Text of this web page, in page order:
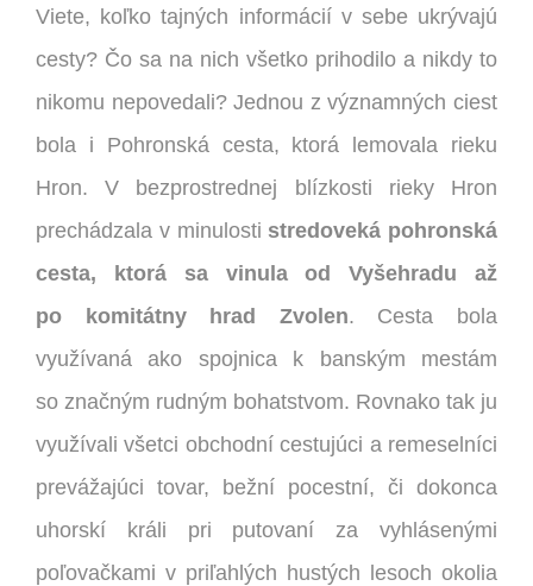
Viete, koľko tajných informácií v sebe ukrývajú
cesty? Čo sa na nich všetko prihodilo a nikdy to
nikomu nepovedali? Jednou z významných ciest
bola i Pohronská cesta, ktorá lemovala rieku
Hron.V bezprostrednej blízkosti rieky Hron
prechádzala v minulosti stredoveká pohronská
cesta, ktorá sa vinula od Vyšehradu až
po komitátny hrad Zvolen. Cesta bola
využívaná ako spojnica k banským mestám
so značným rudným bohatstvom. Rovnako tak ju
využívali všetci obchodní cestujúci a remeselníci
prevážajúci tovar, bežní pocestní, či dokonca
uhorskí králi pri putovaní za vyhlásenými
poľovačkami v priľahlých hustých lesoch okolia